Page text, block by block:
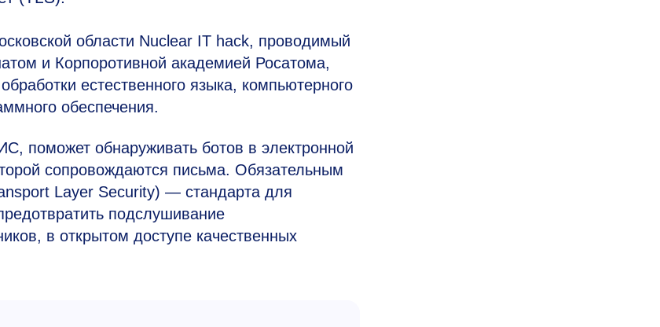
области Nuclear IT hack, проводимый
и Корпоротивной академией Росатома,
естественного языка, компьютерного
обеспечения.
поможет обнаруживать ботов в электронной
сопровождаются письма. Обязательным
Layer Security) — стандарта для
подслушивание
в открытом доступе качественных